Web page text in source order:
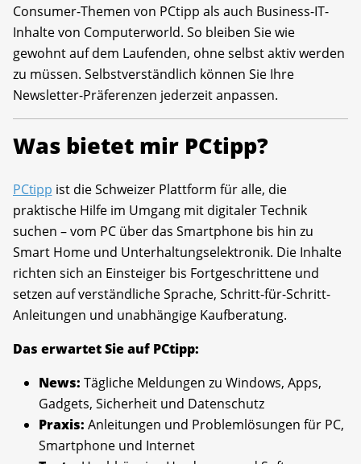
Consumer-Themen von PCtipp als auch Business-IT-
Inhalte von Computerworld. So bleiben Sie wie
gewohnt auf dem Laufenden, ohne selbst aktiv werden
zu müssen. Selbstverständlich können Sie Ihre
Newsletter-Präferenzen jederzeit anpassen.
Was bietet mir PCtipp?
PCtipp ist die Schweizer Plattform für alle, die
praktische Hilfe im Umgang mit digitaler Technik
suchen – vom PC über das Smartphone bis hin zu
Smart Home und Unterhaltungselektronik. Die Inhalte
richten sich an Einsteiger bis Fortgeschrittene und
setzen auf verständliche Sprache, Schritt-für-Schritt-
Anleitungen und unabhängige Kaufberatung.
Das erwartet Sie auf PCtipp:
News: Tägliche Meldungen zu Windows, Apps,
Gadgets, Sicherheit und Datenschutz
Praxis: Anleitungen und Problemlösungen für PC,
Smartphone und Internet